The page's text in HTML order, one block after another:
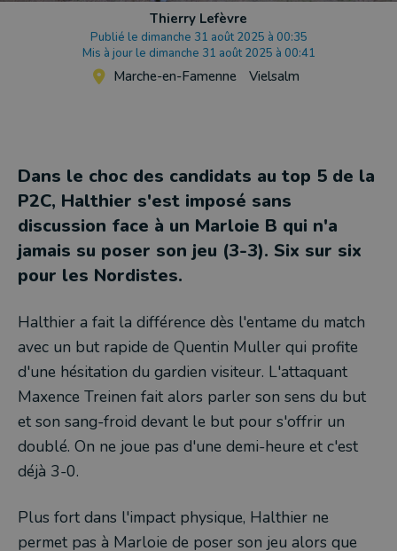
Thierry Lefèvre
Publié le dimanche 31 août 2025 à 00:35
Mis à jour le dimanche 31 août 2025 à 00:41
Marche-en-Famenne Vielsalm
Dans le choc des candidats au top 5 de la
P2C, Halthier s'est imposé sans
discussion face à un Marloie B qui n'a
jamais su poser son jeu (3-3). Six sur six
pour les Nordistes.
Halthier a fait la différence dès l'entame du match
avec un but rapide de Quentin Muller qui profite
d'une hésitation du gardien visiteur. L'attaquant
Maxence Treinen fait alors parler son sens du but
et son sang-froid devant le but pour s'offrir un
doublé. On ne joue pas d'une demi-heure et c'est
déjà 3-0.
Plus fort dans l'impact physique, Halthier ne
permet pas à Marloie de poser son jeu alors que